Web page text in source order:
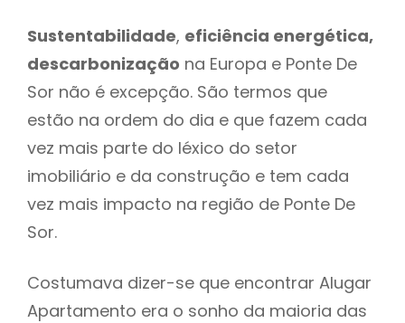
Sustentabilidade, eficiência energética,
descarbonização na Europa e Ponte De
Sor não é excepção. São termos que
estão na ordem do dia e que fazem cada
vez mais parte do léxico do setor
imobiliário e da construção e tem cada
vez mais impacto na região de Ponte De
Sor.
Costumava dizer-se que encontrar Alugar
Apartamento era o sonho da maioria das